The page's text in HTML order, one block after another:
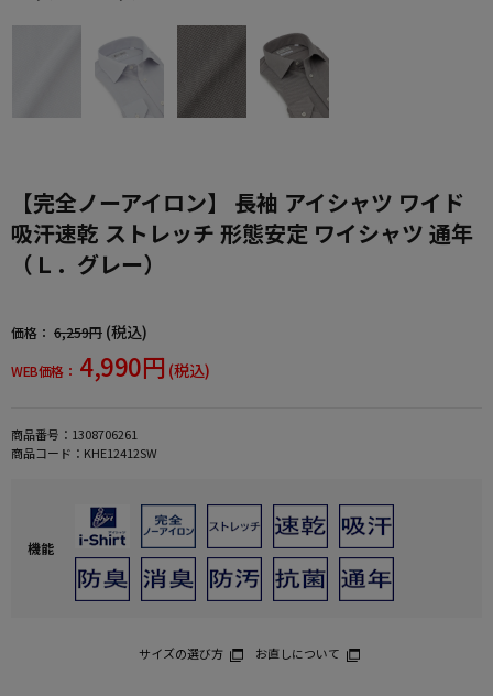
【完全ノーアイロン】 長袖 アイシャツ ワイド
吸汗速乾 ストレッチ 形態安定 ワイシャツ 通年
（Ｌ．グレー）
価格： 6,259円 (税込)
WEB価格： 4,990円 (税込)
商品番号： 1308706261
商品コード： KHE12412SW
機能
サイズの選び方 お直しについて